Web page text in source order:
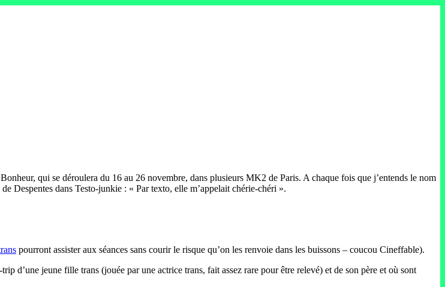
qui se déroulera du 16 au 26 novembre, dans plusieurs MK2 de Paris. A chaque fois que j’entends le nom
Despentes dans Testo-junkie : « Par texto, elle m’appelait chérie-chéri ».
pourront assister aux séances sans courir le risque qu’on les renvoie dans les buissons – coucou Cineffable).
d’une jeune fille trans (jouée par une actrice trans, fait assez rare pour être relevé) et de son père et où sont